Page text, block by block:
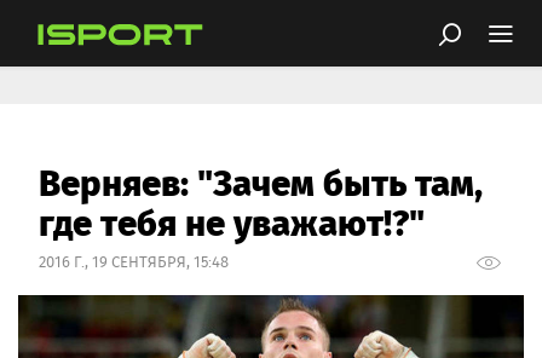
Верняев: "Зачем быть там,
где тебя не уважают!?"
2016 Г., 19 СЕНТЯБРЯ, 15:48